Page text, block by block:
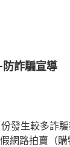
詐騙宣導
發生較多詐騙
網路拍賣（